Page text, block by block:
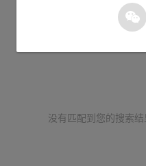
没有匹配到您的搜索